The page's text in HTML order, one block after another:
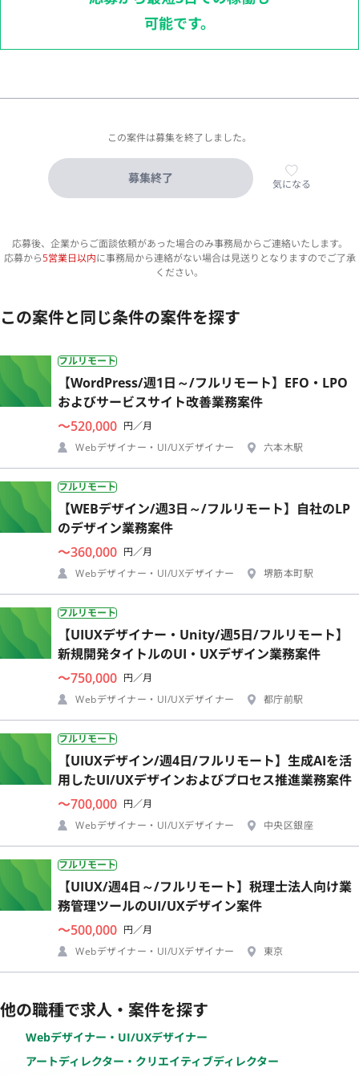
可能です。
この案件は募集を終了しました。
募集終了 気になる
応募後、企業からご面談依頼があった場合のみ事務局からご連絡いたします。
応募から5営業日以内に事務局から連絡がない場合は見送りとなりますのでご了承
ください。
この案件と同じ条件の案件を探す
フルリモート
【WordPress/週1日～/フルリモート】EFO・LPO
およびサービスサイト改善業務案件
〜520,000 円／月
Webデザイナー・UI/UXデザイナー
六本木駅
フルリモート
【WEBデザイン/週3日～/フルリモート】自社のLP
のデザイン業務案件
〜360,000 円／月
Webデザイナー・UI/UXデザイナー
堺筋本町駅
フルリモート
【UIUXデザイナー・Unity/週5日/フルリモート】
新規開発タイトルのUI・UXデザイン業務案件
〜750,000 円／月
Webデザイナー・UI/UXデザイナー
都庁前駅
フルリモート
【UIUXデザイン/週4日/フルリモート】生成AIを活
用したUI/UXデザインおよびプロセス推進業務案件
〜700,000 円／月
Webデザイナー・UI/UXデザイナー
中央区銀座
フルリモート
【UIUX/週4日～/フルリモート】税理士法人向け業
務管理ツールのUI/UXデザイン案件
〜500,000 円／月
Webデザイナー・UI/UXデザイナー
東京
他の職種で求人・案件を探す
Webデザイナー・UI/UXデザイナー
アートディレクター・クリエイティブディレクター